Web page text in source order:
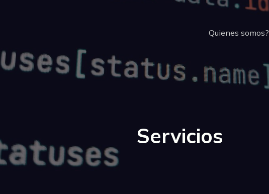
Quienes somos?
Servicios